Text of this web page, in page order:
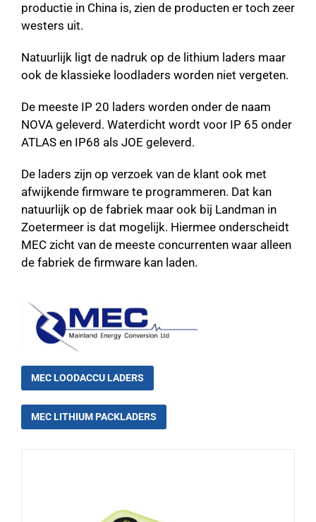
productie in China is, zien de producten er toch zeer
westers uit.
Natuurlijk ligt de nadruk op de lithium laders maar
ook de klassieke loodladers worden niet vergeten.
De meeste IP 20 laders worden onder de naam
NOVA geleverd. Waterdicht wordt voor IP 65 onder
ATLAS en IP68 als JOE geleverd.
De laders zijn op verzoek van de klant ook met
afwijkende firmware te programmeren. Dat kan
natuurlijk op de fabriek maar ook bij Landman in
Zoetermeer is dat mogelijk. Hiermee onderscheidt
MEC zicht van de meeste concurrenten waar alleen
de fabriek de firmware kan laden.
MEC LOODACCU LADERS
MEC LITHIUM PACKLADERS